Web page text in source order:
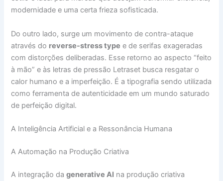
modernidade e uma certa frieza sofisticada.
Do outro lado, surge um movimento de contra-ataque
através do reverse-stress type e de serifas exageradas
com distorções deliberadas. Esse retorno ao aspecto “feito
à mão” e às letras de pressão Letraset busca resgatar o
calor humano e a imperfeição. É a tipografia sendo utilizada
como ferramenta de autenticidade em um mundo saturado
de perfeição digital.
A Inteligência Artificial e a Ressonância Humana
A Automação na Produção Criativa
A integração dagenerative AI na produção criativa